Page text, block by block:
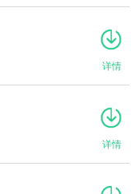
详情
详情